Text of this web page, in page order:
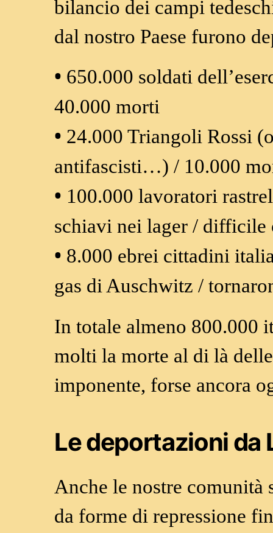
bilancio dei campi
dal nostro Paese furono
• 650.000 soldati
40.000 morti
• 24.000 Triangoli Rossi
antifascisti…) / 10.000
• 100.000 lavoratori
schiavi nei lager /
• 8.000 ebrei cittadini
gas di Auschwitz /
In totale almeno 800.000
molti la morte al di là
imponente, forse ancora
Le deportazioni da
Anche le nostre comunità
da forme di repressione